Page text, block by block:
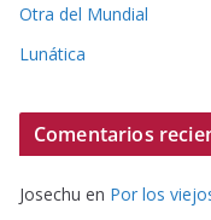
Otra del Mundial
Lunática
Comentarios
Josechu en Por los